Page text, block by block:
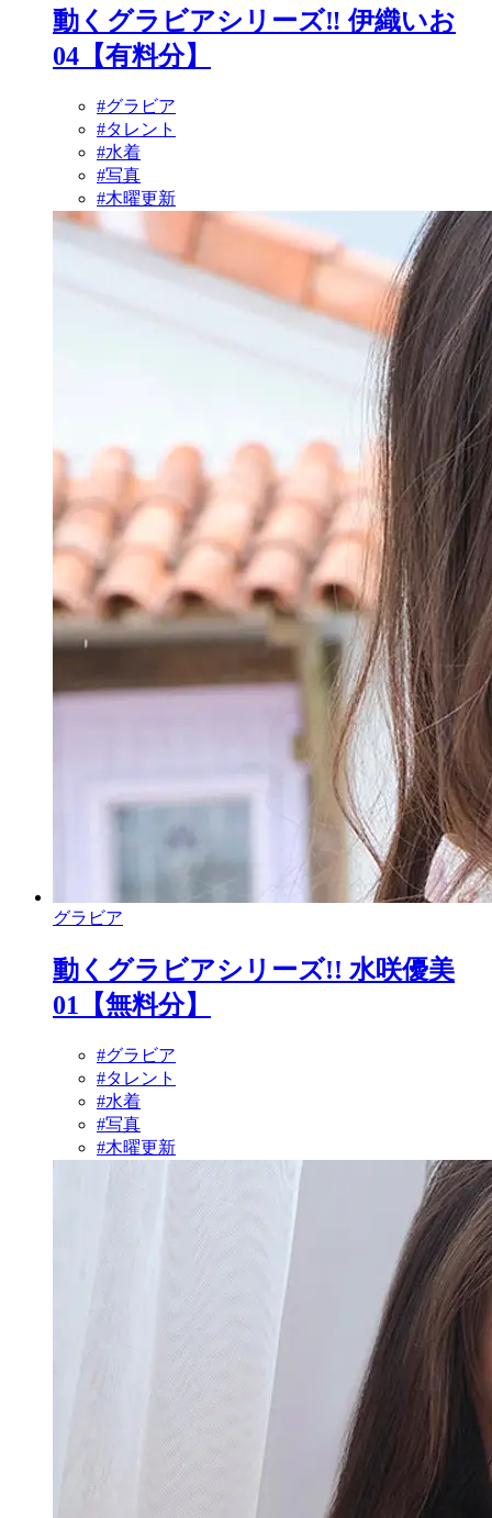
動くグラビアシリーズ‼ 伊織いお
04【有料分】
#グラビア
#タレント
#水着
#写真
#木曜更新
グラビア
動くグラビアシリーズ!! 水咲優美
01【無料分】
#グラビア
#タレント
#水着
#写真
#木曜更新